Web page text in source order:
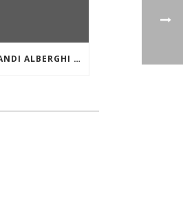
L’ANIMA DEI GRANDI ALBERGHI DI MARE E DEI LAGHI. IL GRAND HOTEL MIRAMARE DI SANTA MARGHERITA LIGURE